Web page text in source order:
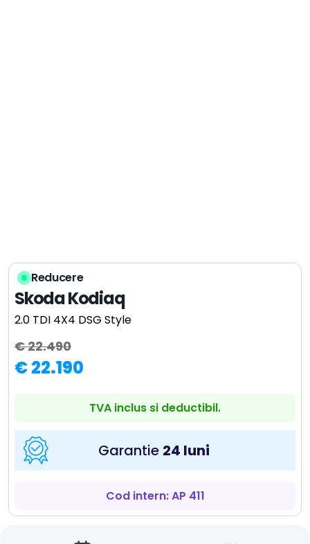
Reducere
Skoda Kodiaq
2.0 TDI 4X4 DSG Style
€ 22.490
€ 22.190
TVA inclus si deductibil.
Garantie 24 luni
Cod intern: AP 411